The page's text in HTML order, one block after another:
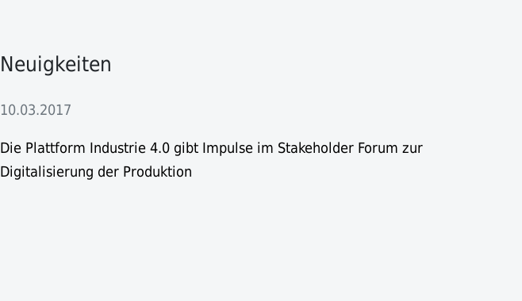
Neuigkeiten
10.03.2017
Die Plattform Industrie 4.0 gibt Impulse im Stakeholder Forum zur
Digitalisierung der Produktion